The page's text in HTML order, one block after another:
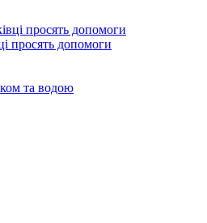
просять допомоги
та водою